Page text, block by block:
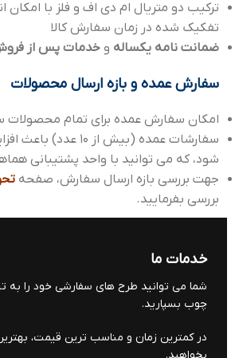
ترکیب دو متریال ام دی اف و فلز با
تفکیک شده در زمان سفارش کالا
ضمانت نامه یکساله و خدمات پس از
سفارش عمده و بازه ارسال محصولات
امکان سفارش عمده برای تمام محصولات
سفارشات عمده (بیش از
شود، که می توانید با واحد پشتیبانی
جهت بررسی بازه ارسال سفارش، صفحه
بررسی بفرمایید.
خدمات ما
شما می توانید طرح های سفارشی خود را به
چوب بسپارید.
در کمترین زمان و مناسب ترین قیمت،